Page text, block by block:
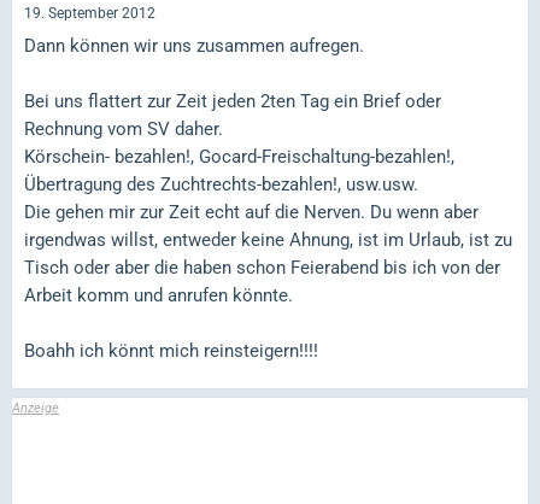
19. September 2012
Dann können wir uns zusammen aufregen.
Bei uns flattert zur Zeit jeden 2ten Tag ein Brief oder
Rechnung vom SV daher.
Körschein- bezahlen!, Gocard-Freischaltung-bezahlen!,
Übertragung des Zuchtrechts-bezahlen!, usw.usw.
Die gehen mir zur Zeit echt auf die Nerven. Du wenn aber
irgendwas willst, entweder keine Ahnung, ist im Urlaub, ist zu
Tisch oder aber die haben schon Feierabend bis ich von der
Arbeit komm und anrufen könnte.
Boahh ich könnt mich reinsteigern!!!!